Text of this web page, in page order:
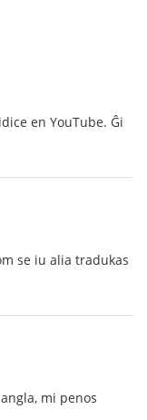
en YouTube. Ĝi
se iu alia tradukas
mi penos